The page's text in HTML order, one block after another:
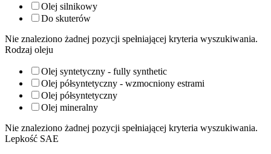
Olej silnikowy
Do skuterów
Nie znaleziono żadnej pozycji spełniającej kryteria wyszukiwania.
Rodzaj oleju
Olej syntetyczny - fully synthetic
Olej półsyntetyczny - wzmocniony estrami
Olej półsyntetyczny
Olej mineralny
Nie znaleziono żadnej pozycji spełniającej kryteria wyszukiwania.
Lepkość SAE